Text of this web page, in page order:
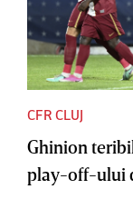
CFR CLUJ
Ghinion
play-off-ului